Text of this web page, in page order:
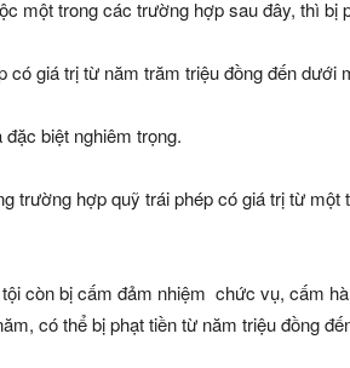
một trong các trường hợp sau đây, thì bị
có giá trị từ năm trăm triệu đồng đến dưới
biệt nghiêm trọng.
trường hợp quỹ trái phép có giá trị từ
còn bị cấm đảm nhiệm chức vụ, cấm
có thể bị phạt tiền từ năm triệu đồng